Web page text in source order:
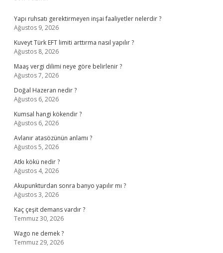
Yapı ruhsatı gerektirmeyen inşai faaliyetler nelerdir ?
Ağustos 9, 2026
Kuveyt Türk EFT limiti arttırma nasıl yapılır ?
Ağustos 8, 2026
Maaş vergi dilimi neye göre belirlenir ?
Ağustos 7, 2026
Doğal Hazeran nedir ?
Ağustos 6, 2026
Kumsal hangi kökendir ?
Ağustos 6, 2026
Avlanır atasözünün anlamı ?
Ağustos 5, 2026
Atkı kökü nedir ?
Ağustos 4, 2026
Akupunkturdan sonra banyo yapılır mı ?
Ağustos 3, 2026
Kaç çeşit demans vardır ?
Temmuz 30, 2026
Wago ne demek ?
Temmuz 29, 2026